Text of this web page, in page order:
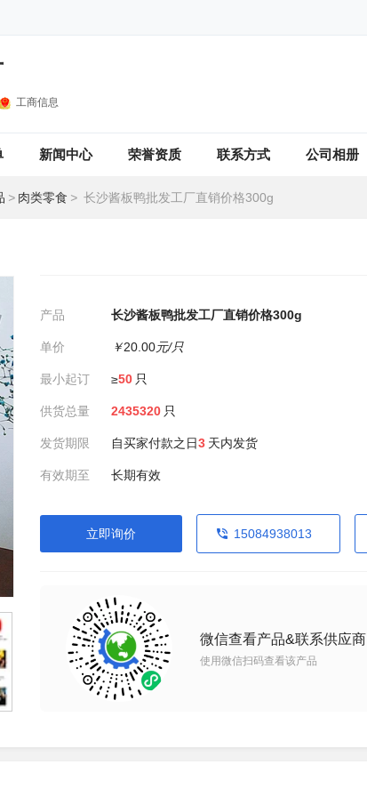
工商信息
新闻中心 荣誉资质 联系方式 公司相册
> 肉类零食 > 长沙酱板鸭批发工厂直销价格300g
产品 长沙酱板鸭批发工厂直销价格300g
单价 ￥20.00元/只
最小起订 ≥50 只
供货总量 2435320 只
发货期限 自买家付款之日3 天内发货
有效期至 长期有效
立即询价 15084938013
微信查看产品&联系供应商
使用微信扫码查看该产品